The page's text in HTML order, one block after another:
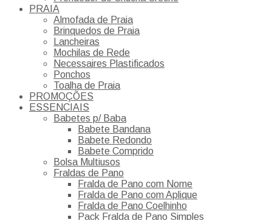
PRAIA
Almofada de Praia
Brinquedos de Praia
Lancheiras
Mochilas de Rede
Necessaires Plastificados
Ponchos
Toalha de Praia
PROMOÇÕES
ESSENCIAIS
Babetes p/ Baba
Babete Bandana
Babete Redondo
Babete Comprido
Bolsa Multiusos
Fraldas de Pano
Fralda de Pano com Nome
Fralda de Pano com Aplique
Fralda de Pano Coelhinho
Pack Fralda de Pano Simples